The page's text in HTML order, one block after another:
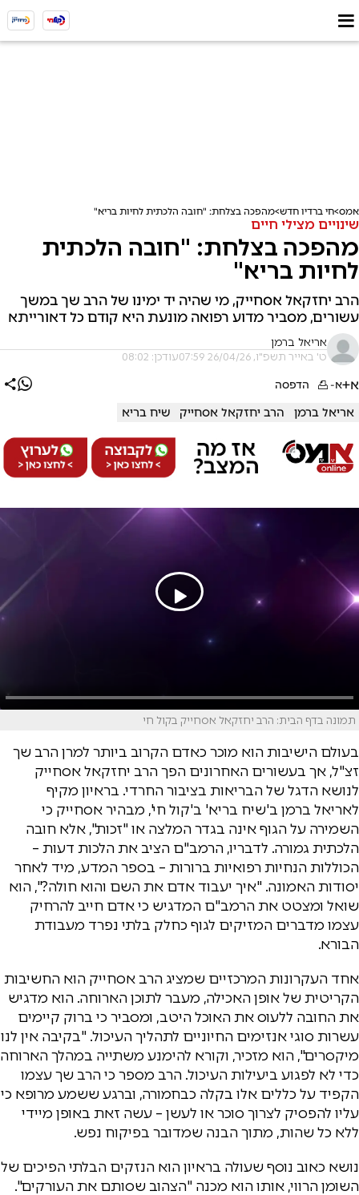
אמס חי ברדיו חדש מהפכה בצלחת: "חובה הלכתית לחיות בריא"
שינויים מצילי חיים
מהפכה בצלחת: "חובה הלכתית
לחיות בריא"
הרב יחזקאל אסחייק, מי שהיה יד ימינו של הרב שך במשך
עשורים, מסביר מדוע רפואה מונעת היא קודם כל דאורייתא
אריאל ברמן
ט' באייר תשפ"ו, 26/04/26 07:59 עודכן: 08:02
א+א- הדפסה
אריאל ברמן הרב יחזקאל אסחייק שיח בריא
תמונה בדף הבית: הרב יחזקאל אסחייק בקול חי
בעולם הישיבות הוא מוכר כאדם הקרוב ביותר למרן הרב שך
זצ"ל, אך בעשורים האחרונים הפך הרב יחזקאל אסחייק
לנושא הדגל של הבריאות בציבור החרדי. בראיון מקיף
לאריאל ברמן ב'שיח בריא' ב'קול חי', מבהיר אסחייק כי
השמירה על הגוף אינה בגדר המלצה או "זכות", אלא חובה
הלכתית גמורה. לדבריו, הרמב"ם הציב את הלכות דעות –
הכוללות הנחיות רפואיות ברורות – בספר המדע, מיד לאחר
יסודות האמונה. "איך יעבוד אדם את השם והוא חולה?", הוא
שואל ומצטט את הרמב"ם המדגיש כי אדם חייב להרחיק
עצמו מדברים המזיקים לגוף כחלק בלתי נפרד מעבודת
הבורא.
אחד העקרונות המרכזיים שמציג הרב אסחייק הוא החשיבות
הקריטית של אופן האכילה, מעבר לתוכן הארוחה. הוא מדגיש
את החובה ללעוס את האוכל היטב, ומסביר כי ברוק קיימים
עשרות סוגי אנזימים החיוניים לתהליך העיכול. "בקיבה אין לנו
מיקסרים", הוא מזכיר, וקורא להימנע משתייה במהלך הארוחה
כדי לא לפגוע ביעילות העיכול. הרב מספר כי הרב שך עצמו
הקפיד על כללים אלו בקלה כבחמורה, וברגע ששמע מרופא כי
עליו להפסיק לצרוך סוכר או לעשן – עשה זאת באופן מיידי
ללא כל שהות, מתוך הבנה שמדובר בפיקוח נפש.
נושא כאוב נוסף שעולה בראיון הוא הנזקים הבלתי הפיכים של
השומן הרווי, אותו הוא מכנה "הצהוב שסותם את העורקים".